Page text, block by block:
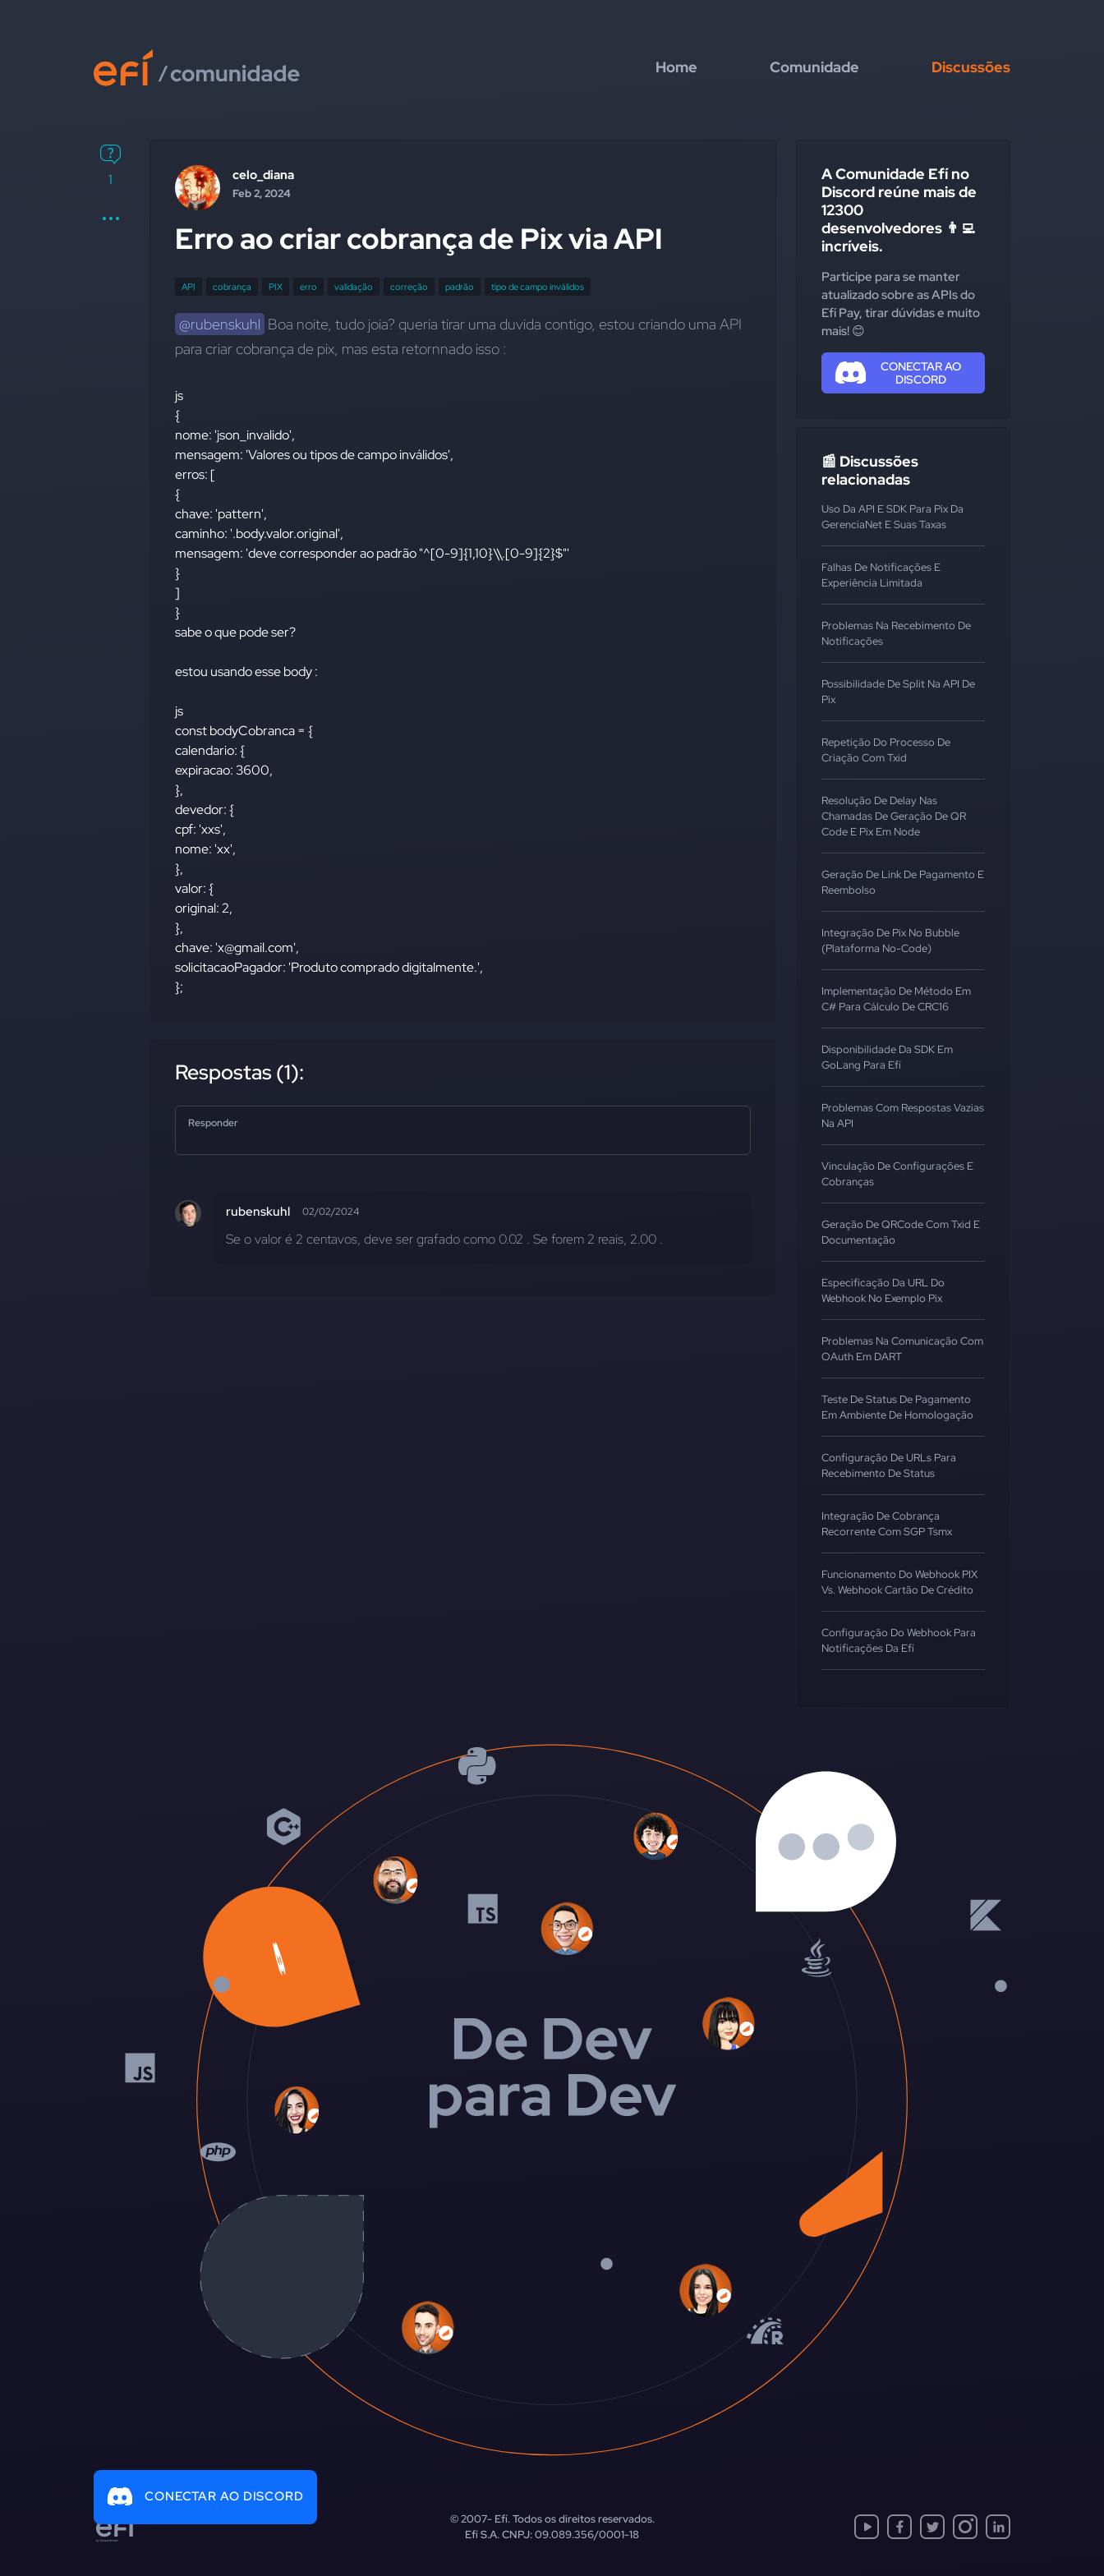
Home Comunidade Discussões
1 celo_diana
Feb 2, 2024
Erro ao criar cobrança de Pix via API
API cobrança PIX erro validação correção padrão tipo de campo inválidos
@rubenskuhl Boa noite, tudo joia? queria tirar uma duvida contigo, estou criando uma API
para criar cobrança de pix, mas esta retornnado isso :
js
{
nome: 'json_invalido',
mensagem: 'Valores ou tipos de campo inválidos',
erros: [
{
chave: 'pattern',
caminho: '.body.valor.original',
mensagem: 'deve corresponder ao padrão "^[0-9]{1,10}\\.[0-9]{2}$"'
}
]
}
sabe o que pode ser?
estou usando esse body :
js
const bodyCobranca = {
calendario: {
expiracao: 3600,
},
devedor: {
cpf: 'xxs',
nome: 'xx',
},
valor: {
original: 2,
},
chave: 'x@gmail.com',
solicitacaoPagador: 'Produto comprado digitalmente.',
};
Respostas (1):
Responder
rubenskuhl 02/02/2024
Se o valor é 2 centavos, deve ser grafado como 0.02 . Se forem 2 reais, 2.00 .
A Comunidade Efí no
Discord reúne mais de
12300
desenvolvedores 👨‍💻
incríveis.
Participe para se manter
atualizado sobre as APIs do
Efí Pay, tirar dúvidas e muito
mais! 😊
CONECTAR AO
DISCORD
📰 Discussões
relacionadas
Uso Da API E SDK Para Pix Da
GerenciaNet E Suas Taxas
Falhas De Notificações E
Experiência Limitada
Problemas Na Recebimento De
Notificações
Possibilidade De Split Na API De
Pix
Repetição Do Processo De
Criação Com Txid
Resolução De Delay Nas
Chamadas De Geração De QR
Code E Pix Em Node
Geração De Link De Pagamento E
Reembolso
Integração De Pix No Bubble
(Plataforma No-Code)
Implementação De Método Em
C# Para Cálculo De CRC16
Disponibilidade Da SDK Em
GoLang Para Efí
Problemas Com Respostas Vazias
Na API
Vinculação De Configurações E
Cobranças
Geração De QRCode Com Txid E
Documentação
Especificação Da URL Do
Webhook No Exemplo Pix
Problemas Na Comunicação Com
OAuth Em DART
Teste De Status De Pagamento
Em Ambiente De Homologação
Configuração De URLs Para
Recebimento De Status
Integração De Cobrança
Recorrente Com SGP Tsmx
Funcionamento Do Webhook PIX
Vs. Webhook Cartão De Crédito
Configuração Do Webhook Para
Notificações Da Efí
CONECTAR AO DISCORD
© 2007-Efí. Todos os direitos reservados.
Efí S.A. CNPJ: 09.089.356/0001-18